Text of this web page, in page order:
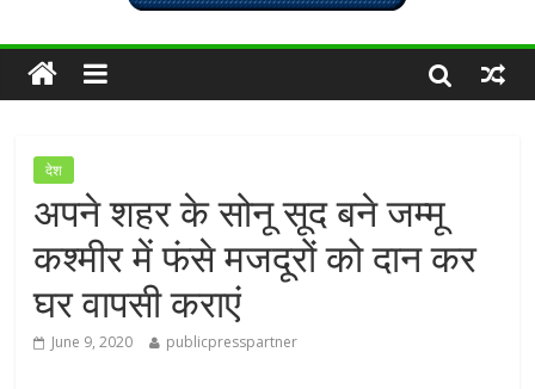
देश
अपने शहर के सोनू सूद बने जम्मू
कश्मीर में फंसे मजदूरों को दान कर
घर वापसी कराएं
June 9, 2020 publicpresspartner